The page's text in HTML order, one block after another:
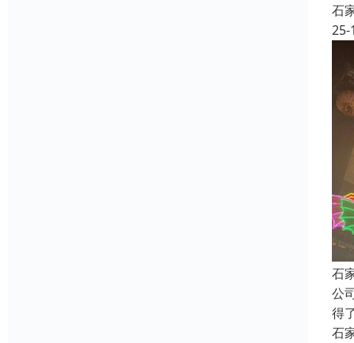
石
25-
石
公
得
石